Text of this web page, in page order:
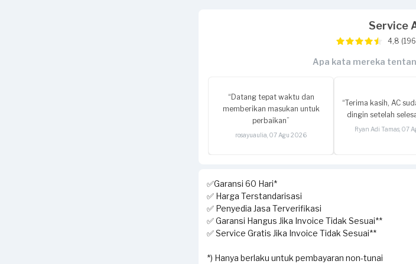
Service
4,8
Apa kata mereka
“Datang tepat waktu dan
memberikan masukan untuk
perbaikan”
rosayuaulia, 07 Agu 2026
“Terima kasih, AC
dingin setelah
Ryan Adi Tamas, 07
✅Garansi 60 Hari*
✅ Harga Terstandarisasi
✅ Penyedia Jasa Terverifikasi
✅ Garansi Hangus Jika Invoice Tidak Sesuai**
✅ Service Gratis Jika Invoice Tidak Sesuai**
*) Hanya berlaku untuk pembayaran non-tunai